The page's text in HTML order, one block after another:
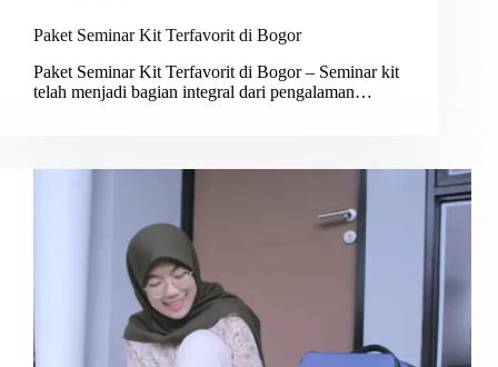
Paket Seminar Kit Terfavorit di Bogor
Paket Seminar Kit Terfavorit di Bogor – Seminar kit
telah menjadi bagian integral dari pengalaman…